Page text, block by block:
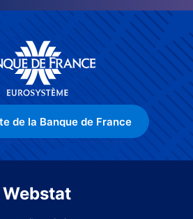
de la Banque de France
Webstat